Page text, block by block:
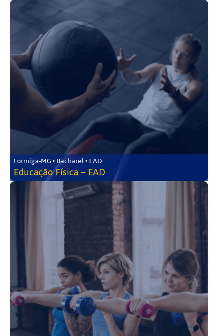
Formiga-MG • Bacharel • EAD
Educação Física – EAD